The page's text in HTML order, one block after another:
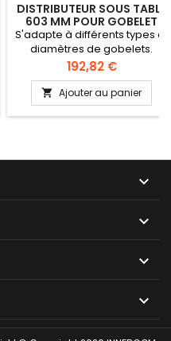
DISTRIBUTEUR SOUS TABLE
603 MM POUR GOBELET
62-92 MM - SENTRY
S'adapte à différents types et
diamètres de gobelets.
Hygiène parfaite Système de
distribution "gobelet-par-
gobelet". Le tube bleu
transparent permet un
contrôle d'hygiène et de
résistants à l'usure). Volume
gobelet: 101-710 ml. Montage
Prix
192,82 €
 Ajouter au panier



